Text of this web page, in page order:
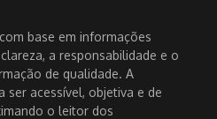
base em informações
a responsabilidade e o
de qualidade. A
ser acessível, objetiva e de
o leitor dos